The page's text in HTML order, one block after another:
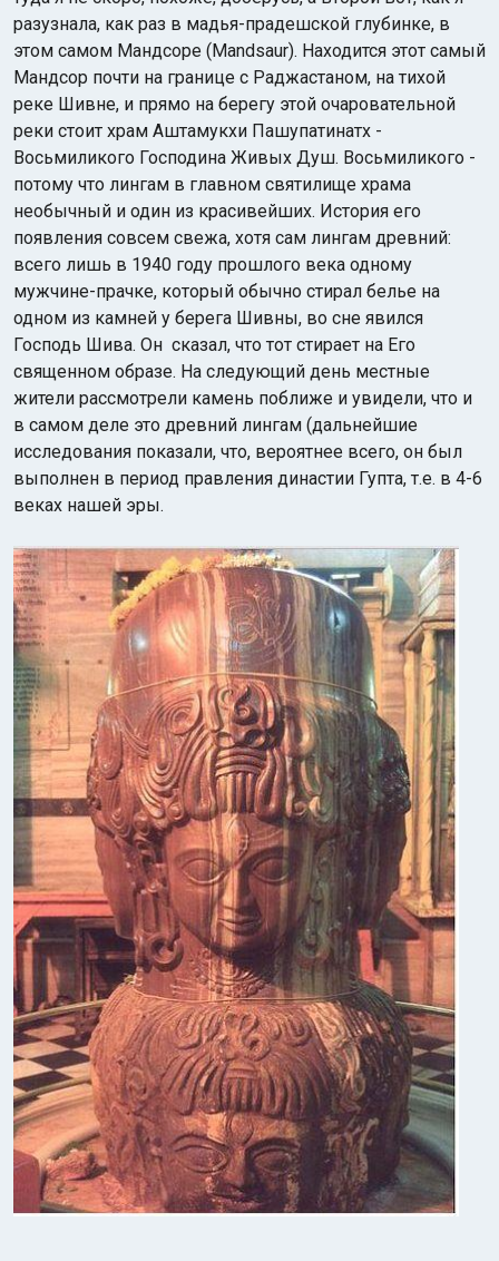
разузнала, как раз в мадья-прадешской глубинке, в
этом самом Мандсоре (Mandsaur). Находится этот самый
Мандсор почти на границе с Раджастаном, на тихой
реке Шивне, и прямо на берегу этой очаровательной
реки стоит храм Аштамукхи Пашупатинатх -
Восьмиликого Господина Живых Душ. Восьмиликого -
потому что лингам в главном святилище храма
необычный и один из красивейших. История его
появления совсем свежа, хотя сам лингам древний:
всего лишь в 1940 году прошлого века одному
мужчине-прачке, который обычно стирал белье на
одном из камней у берега Шивны, во сне явился
Господь Шива. Он сказал, что тот стирает на Его
священном образе. На следующий день местные
жители рассмотрели камень поближе и увидели, что и
в самом деле это древний лингам (дальнейшие
исследования показали, что, вероятнее всего, он был
выполнен в период правления династии Гупта, т.е. в 4-6
веках нашей эры.